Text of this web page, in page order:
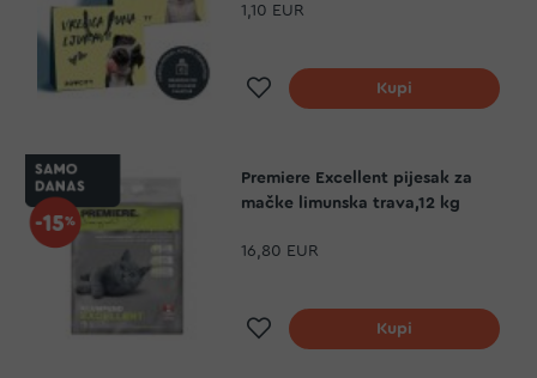
1,10 EUR
Dodaj na listu želja
Kupi
Premiere Excellent pijesak za
mačke limunska trava,12 kg
16,80 EUR
Dodaj na listu želja
Kupi